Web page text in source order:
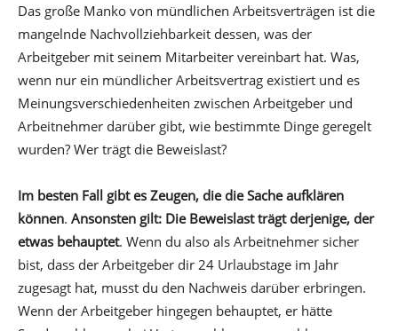
Das große Manko von mündlichen Arbeitsverträgen ist die
mangelnde Nachvollziehbarkeit dessen, was der
Arbeitgeber mit seinem Mitarbeiter vereinbart hat. Was,
wenn nur ein mündlicher Arbeitsvertrag existiert und es
Meinungsverschiedenheiten zwischen Arbeitgeber und
Arbeitnehmer darüber gibt, wie bestimmte Dinge geregelt
wurden? Wer trägt die Beweislast?
Im besten Fall gibt es Zeugen, die die Sache aufklären
können. Ansonsten gilt: Die Beweislast trägt derjenige, der
etwas behauptet. Wenn du also als Arbeitnehmer sicher
bist, dass der Arbeitgeber dir 24 Urlaubstage im Jahr
zugesagt hat, musst du den Nachweis darüber erbringen.
Wenn der Arbeitgeber hingegen behauptet, er hätte